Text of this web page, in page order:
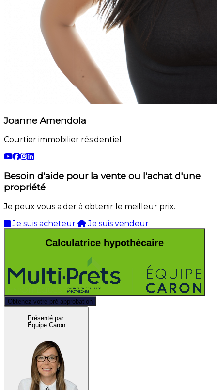
Joanne Amendola
Courtier immobilier résidentiel
Besoin d'aide pour la vente ou l'achat d'une
propriété
Je peux vous aider à obtenir le meilleur prix.
Je suis acheteur
Je suis vendeur
Calculatrice hypothécaire
Obtenez votre pré-approbation
Présenté par
Équipe Caron